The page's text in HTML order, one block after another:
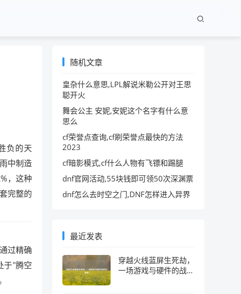
负的天
中制造
，这种
完整的
过精确
于"腾空
随机文章
皇杂什么意思,LPL解说米勒公开对王思
聪开火
舞会公主 安妮,安妮这个名字有什么意
思么
cf荣誉点查询,cf刷荣誉点最快的方法
2023
cf暗影模式,cf什么人物有飞镖和踢腿
dnf官网活动,55块钱即可领50次深渊票
dnf怎么去时空之门,DNF怎样进入异界
最近发表
穿越火线蓝屏生死劫，
一场游戏与硬件的战争